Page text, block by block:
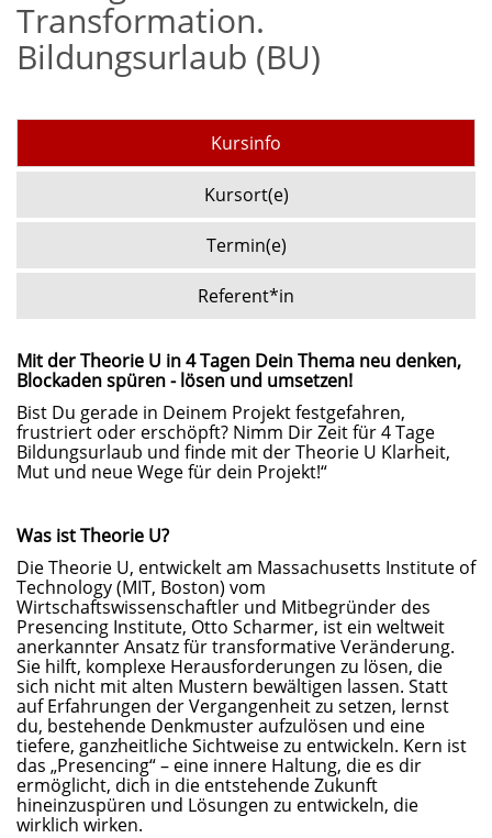
Transformation.
Bildungsurlaub (BU)
Kursinfo
Kursort(e)
Termin(e)
Referent*in
Mit der Theorie U in 4 Tagen Dein Thema neu denken,
Blockaden spüren - lösen und umsetzen!
Bist Du gerade in Deinem Projekt festgefahren,
frustriert oder erschöpft? Nimm Dir Zeit für 4 Tage
Bildungsurlaub und finde mit der Theorie U Klarheit,
Mut und neue Wege für dein Projekt!“
Was ist Theorie U?
Die Theorie U, entwickelt am Massachusetts Institute of
Technology (MIT, Boston) vom
Wirtschaftswissenschaftler und Mitbegründer des
Presencing Institute, Otto Scharmer, ist ein weltweit
anerkannter Ansatz für transformative Veränderung.
Sie hilft, komplexe Herausforderungen zu lösen, die
sich nicht mit alten Mustern bewältigen lassen. Statt
auf Erfahrungen der Vergangenheit zu setzen, lernst
du, bestehende Denkmuster aufzulösen und eine
tiefere, ganzheitliche Sichtweise zu entwickeln. Kern ist
das „Presencing“ – eine innere Haltung, die es dir
ermöglicht, dich in die entstehende Zukunft
hineinzuspüren und Lösungen zu entwickeln, die
wirklich wirken.